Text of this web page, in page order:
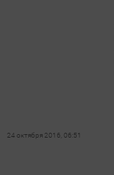
24 октября 2016, 06:51